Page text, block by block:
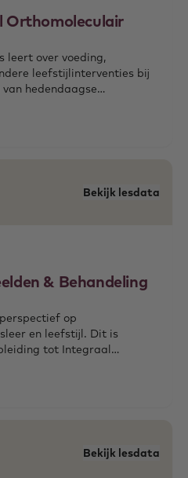
Orthomoleculair
leert over voeding,
leefstijlinterventies bij
hedendaagse
opleiding. Hierna
herkennen en behandelen.
modules word je Integraal
Bekijk lesdata
& Behandeling
op
en leefstijl. Dit is
tot Integraal
Bekijk lesdata